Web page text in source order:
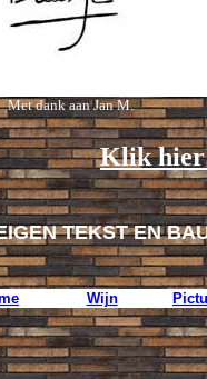
Met dank aan Jan M.
Klik hier
TEKST EN
Wijn